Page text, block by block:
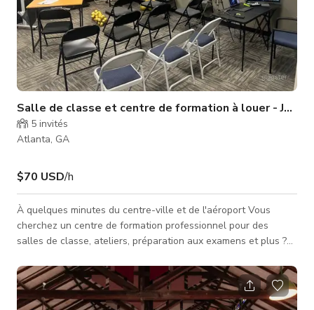
Salle de classe et centre de formation à louer -
5 invités
Atlanta, GA
$70 USD/h
À quelques minutes du centre-ville et de l'aéroport Vous
cherchez un centre de formation professionnel pour des
salles de classe, ateliers, préparation aux examens et plus ?
classe ou former des apprenants. Notre espace professionnel
de 1 400 sq ft peut accueillir jusqu'à 30 chaises de
conférence, 10 bureaux pour un style salle de classe, une